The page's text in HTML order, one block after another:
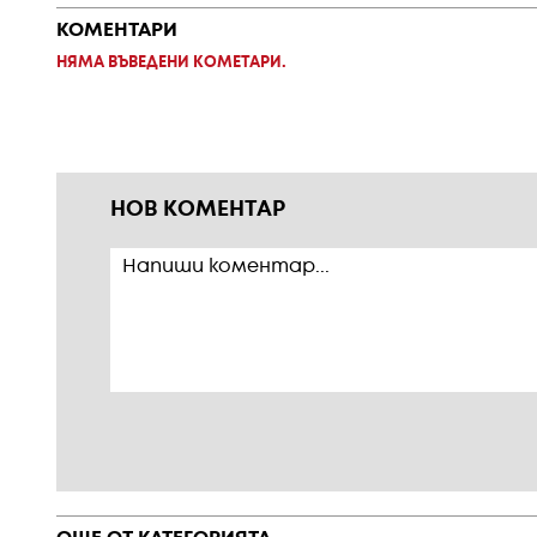
КОМЕНТАРИ
НЯМА ВЪВЕДЕНИ КОМЕТАРИ.
НОВ КОМЕНТАР